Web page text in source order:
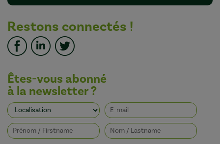
Restons connectés !
Êtes-vous abonné
à la newsletter ?